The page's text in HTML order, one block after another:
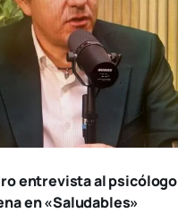
entrevista al psicólogo
en «Saludables»